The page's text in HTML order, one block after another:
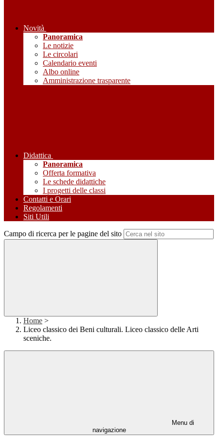
Novità
Panoramica
Le notizie
Le circolari
Calendario eventi
Albo online
Amministrazione trasparente
Didattica
Panoramica
Offerta formativa
Le schede didattiche
I progetti delle classi
Contatti e Orari
Regolamenti
Siti Utili
Campo di ricerca per le pagine del sito
Home >
Liceo classico dei Beni culturali. Liceo classico delle Arti
sceniche.
Menu di
navigazione